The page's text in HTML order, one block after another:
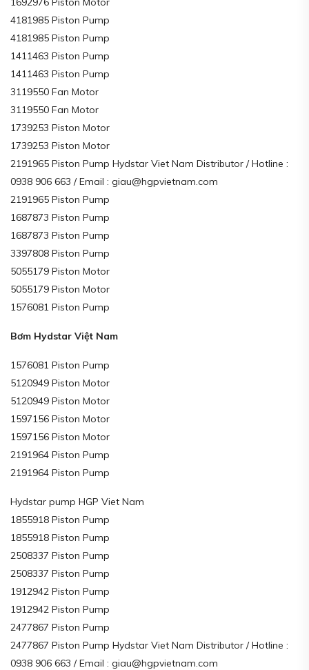
4181985 Piston Pump
4181985 Piston Pump
1411463 Piston Pump
1411463 Piston Pump
3119550 Fan Motor
3119550 Fan Motor
1739253 Piston Motor
1739253 Piston Motor
2191965 Piston Pump Hydstar Viet Nam Distributor / Hotline :
0938 906 663 / Email : giau@hgpvietnam.com
2191965 Piston Pump
1687873 Piston Pump
1687873 Piston Pump
3397808 Piston Pump
5055179 Piston Motor
5055179 Piston Motor
1576081 Piston Pump
Bơm Hydstar Việt Nam
1576081 Piston Pump
5120949 Piston Motor
5120949 Piston Motor
1597156 Piston Motor
1597156 Piston Motor
2191964 Piston Pump
2191964 Piston Pump
Hydstar pump HGP Viet Nam
1855918 Piston Pump
1855918 Piston Pump
2508337 Piston Pump
2508337 Piston Pump
1912942 Piston Pump
1912942 Piston Pump
2477867 Piston Pump
2477867 Piston Pump Hydstar Viet Nam Distributor / Hotline :
0938 906 663 / Email : giau@hgpvietnam.com